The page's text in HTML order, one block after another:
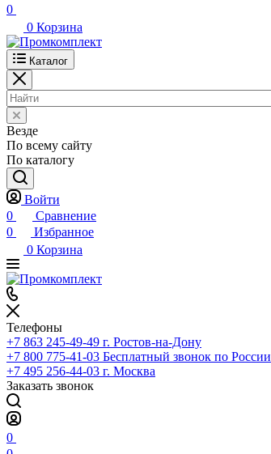
0
0 Корзина
Каталог
Везде
По всему сайту
По каталогу
Войти
0
Сравнение
0
Избранное
0 Корзина
Телефоны
+7 863 245-49-49 г. Ростов-на-Дону
+7 800 775-41-03 Бесплатный звонок по России
+7 495 256-44-03 г. Москва
Заказать звонок
0